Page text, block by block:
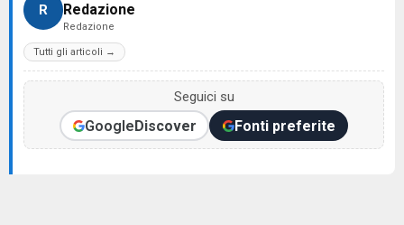
R Redazione
Redazione
Tutti gli articoli →
Seguici su
GoogleDiscover Fonti preferite